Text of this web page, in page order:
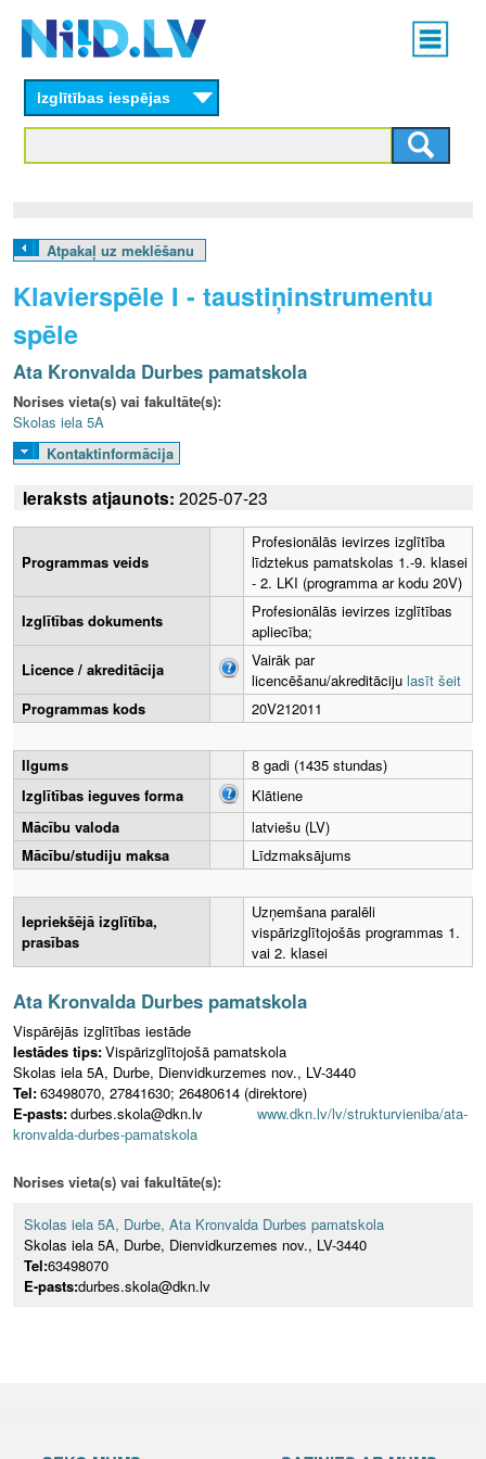
content
Main
menu
L
V
Izglītības iespējas
Atpakaļ uz meklēšanu
Klavierspēle I - taustiņinstrumentu
spēle
Ata Kronvalda Durbes pamatskola
Norises vieta(s) vai fakultāte(s):
Skolas iela 5A
Kontaktinformācija
Ieraksts atjaunots: 2025-07-23
Programmas veids
Profesionālās ievirzes izglītība
līdztekus pamatskolas 1.-9. klasei
- 2. LKI (programma ar kodu 20V)
Izglītības dokuments
Profesionālās ievirzes izglītības
apliecība;
Licence / akreditācija
Vairāk par
licencēšanu/akreditāciju lasīt šeit
Programmas kods
20V212011
Ilgums
8 gadi (1435 stundas)
Izglītības ieguves forma
Klātiene
Mācību valoda
latviešu (LV)
Mācību/studiju maksa
Līdzmaksājums
Iepriekšējā izglītība,
prasības
Uzņemšana paralēli
vispārizglītojošās programmas 1.
vai 2. klasei
Ata Kronvalda Durbes pamatskola
Vispārējās izglītības iestāde
Iestādes tips:Vispārizglītojošā pamatskola
Skolas iela 5A, Durbe, Dienvidkurzemes nov., LV-3440
Tel:63498070, 27841630; 26480614 (direktore)
E-pasts:durbes.skola@dkn.lv www.dkn.lv/lv/strukturvieniba/ata-
kronvalda-durbes-pamatskola
Norises vieta(s) vai fakultāte(s):
Skolas iela 5A, Durbe, Ata Kronvalda Durbes pamatskola
Skolas iela 5A, Durbe, Dienvidkurzemes nov., LV-3440
Tel:63498070
E-pasts:durbes.skola@dkn.lv